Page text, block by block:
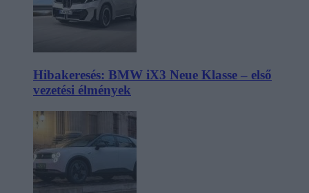
Hibakeresés: BMW iX3 Neue Klasse – első
vezetési élmények